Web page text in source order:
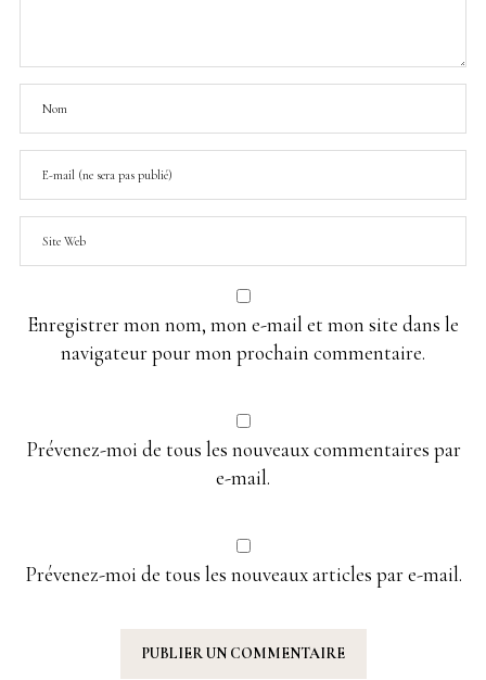
Enregistrer mon nom, mon e-mail et mon site dans le
navigateur pour mon prochain commentaire.
Prévenez-moi de tous les nouveaux commentaires par
e-mail.
Prévenez-moi de tous les nouveaux articles par e-mail.